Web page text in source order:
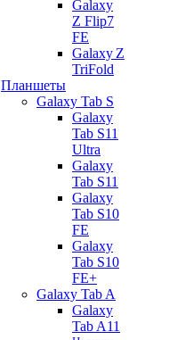
Galaxy
Z Flip7
FE
Galaxy Z
TriFold
Планшеты
Galaxy Tab S
Galaxy
Tab S11
Ultra
Galaxy
Tab S11
Galaxy
Tab S10
FE
Galaxy
Tab S10
FE+
Galaxy Tab A
Galaxy
Tab A11